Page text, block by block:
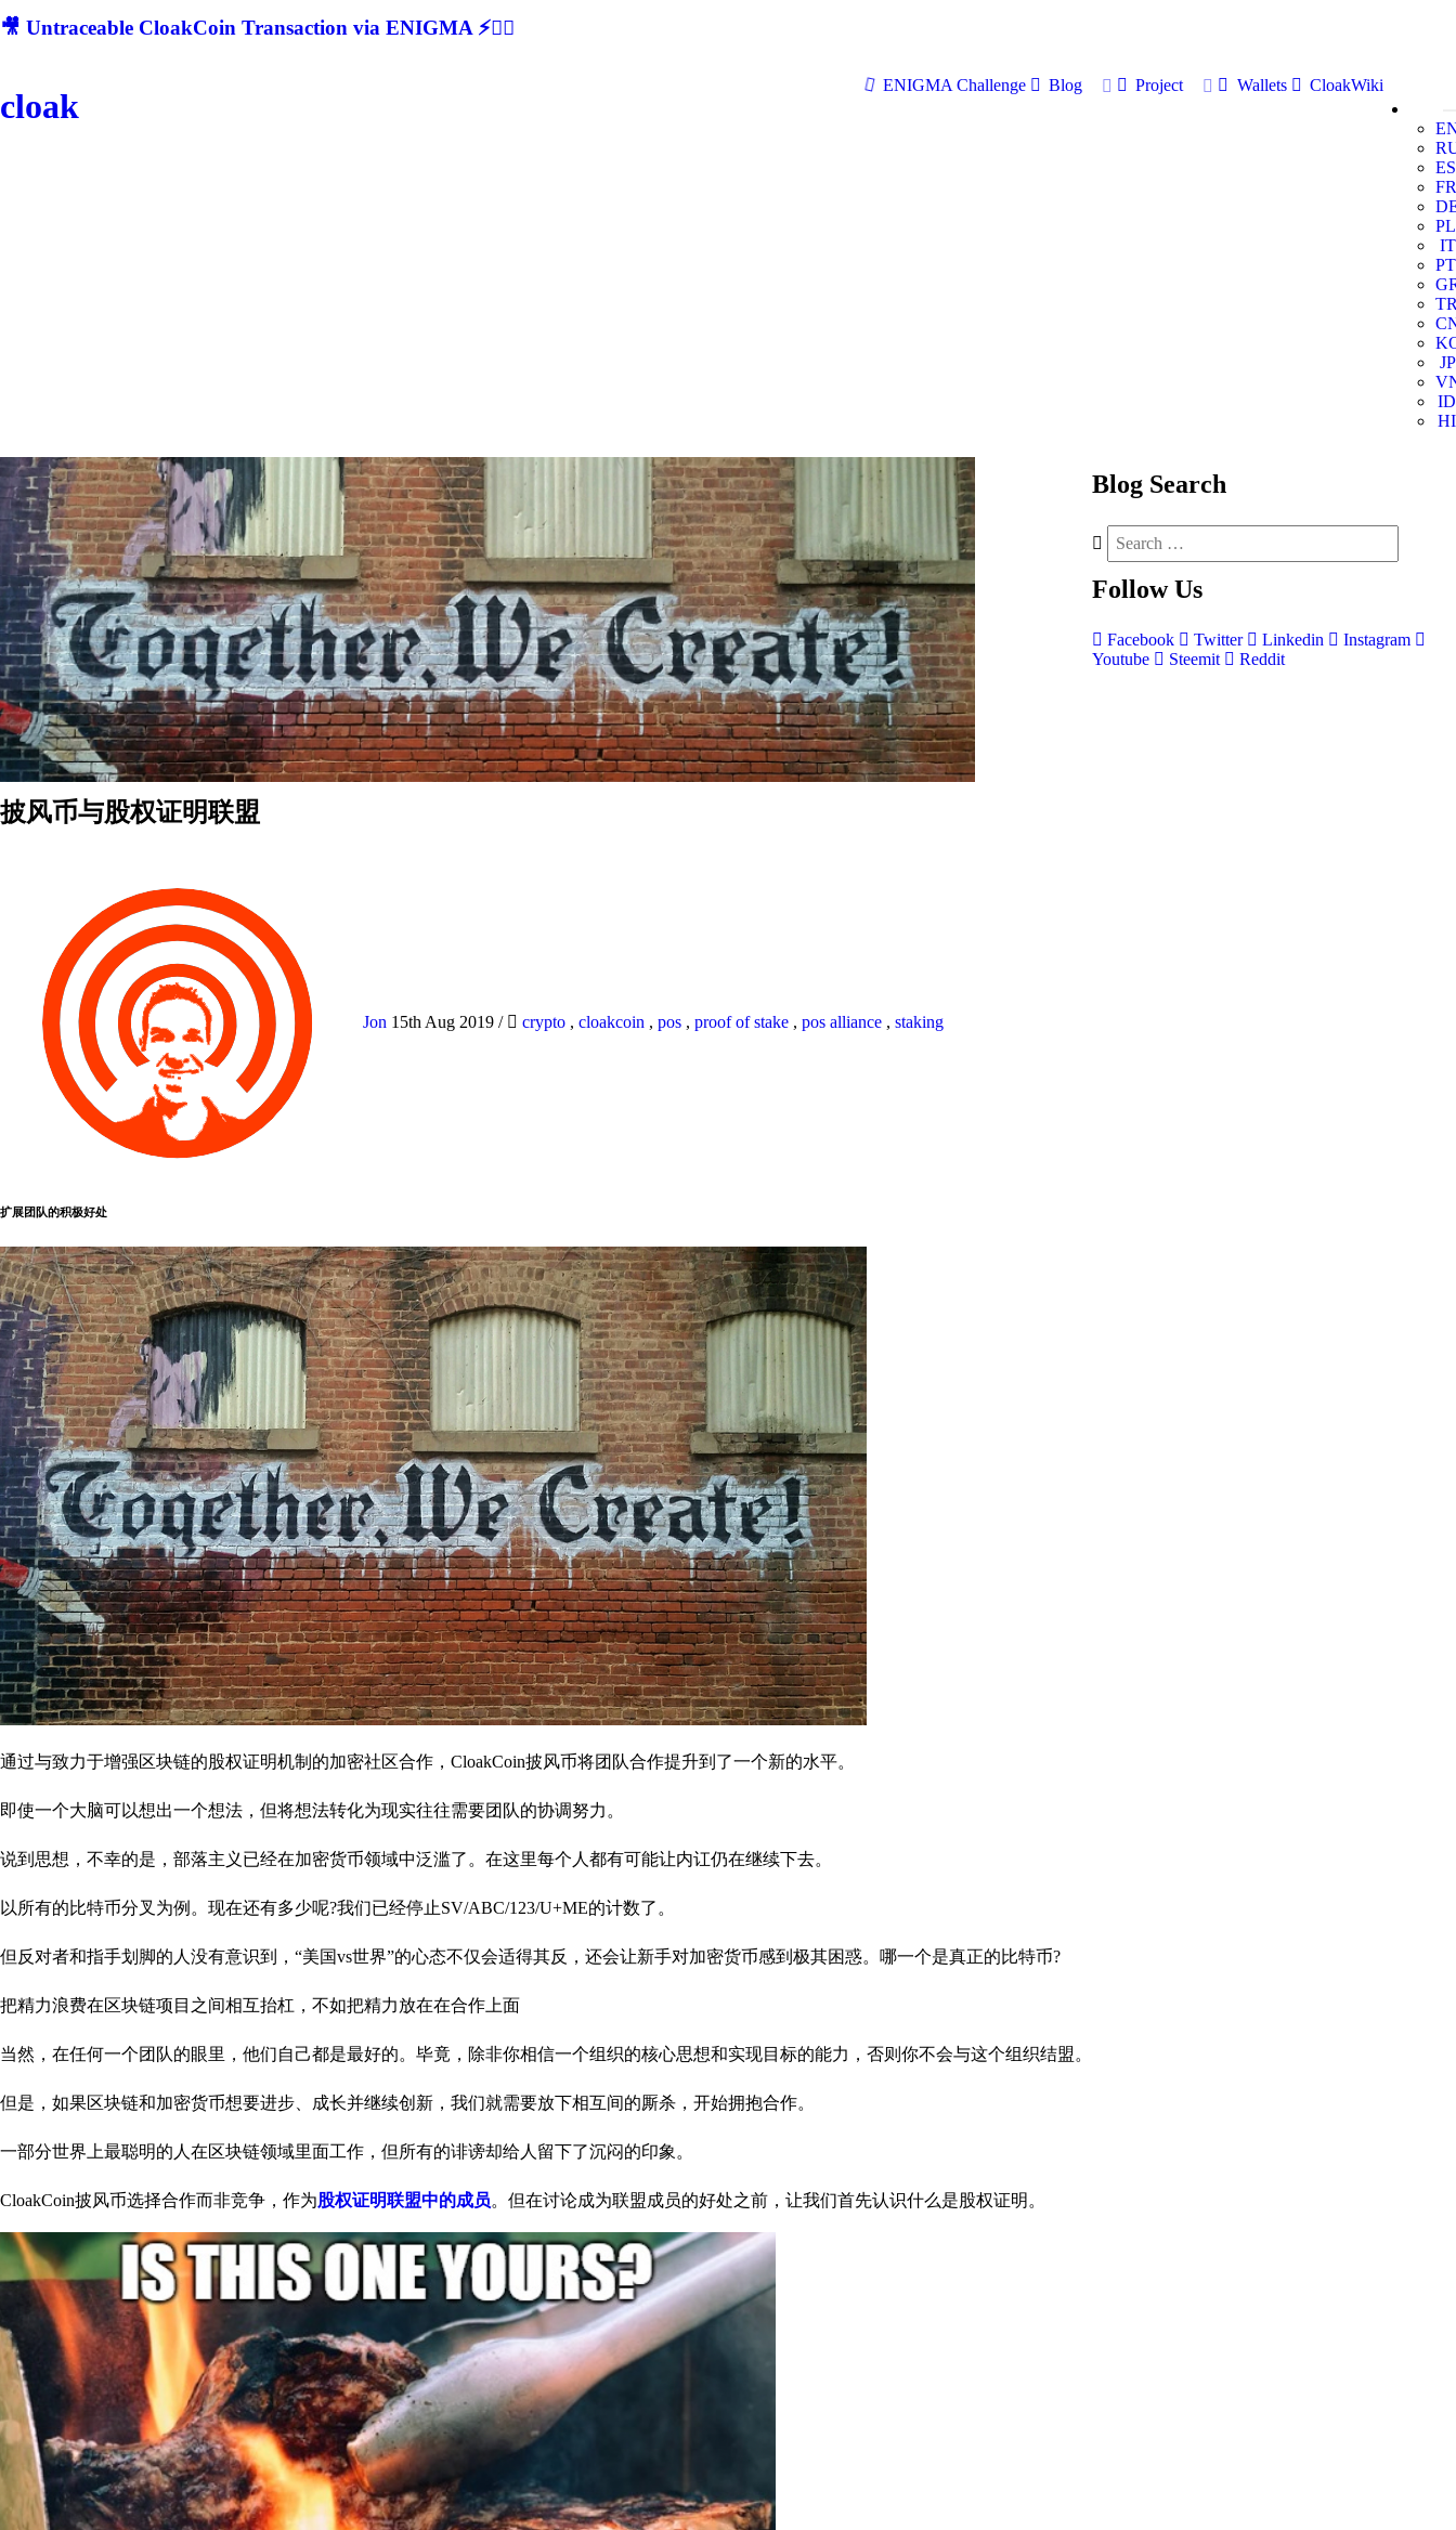
🎥 Untraceable CloakCoin Transaction via ENIGMA ⚡🕵‍♂
cloak
ENIGMA Challenge Blog Project Wallets
CloakWiki
ES
FR
PL
IT
PT
JP
ID
HI
披风币与股权证明联盟
Jon 15th Aug 2019 / crypto , cloakcoin , pos , proof of stake , pos alliance , staking
扩展团队的积极好处
通过与致力于增强区块链的股权证明机制的加密社区合作，CloakCoin披风币将团队合作提升到了一个新的水平。
即使一个大脑可以想出一个想法，但将想法转化为现实往往需要团队的协调努力。
说到思想，不幸的是，部落主义已经在加密货币领域中泛滥了。在这里每个人都有可能让内讧仍在继续下去。
以所有的比特币分叉为例。现在还有多少呢?我们已经停止SV/ABC/123/U+ME的计数了。
但反对者和指手划脚的人没有意识到，“美国vs世界”的心态不仅会适得其反，还会让新手对加密货币感到极其困惑。哪一个是真正的比特币?
把精力浪费在区块链项目之间相互抬杠，不如把精力放在在合作上面
当然，在任何一个团队的眼里，他们自己都是最好的。毕竟，除非你相信一个组织的核心思想和实现目标的能力，否则你不会与这个组织结盟。
但是，如果区块链和加密货币想要进步、成长并继续创新，我们就需要放下相互间的厮杀，开始拥抱合作。
一部分世界上最聪明的人在区块链领域里面工作，但所有的诽谤却给人留下了沉闷的印象。
CloakCoin披风币选择合作而非竞争，作为股权证明联盟中的成员。但在讨论成为联盟成员的好处之前，让我们首先认识什么是股权证明。
Blog Search
Follow Us
Facebook Twitter Linkedin
Instagram
Youtube
Steemit Reddit